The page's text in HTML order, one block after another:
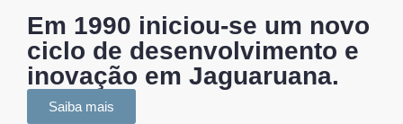
Em 1990 iniciou-se um novo
ciclo de desenvolvimento e
inovação em Jaguaruana.
Saiba mais